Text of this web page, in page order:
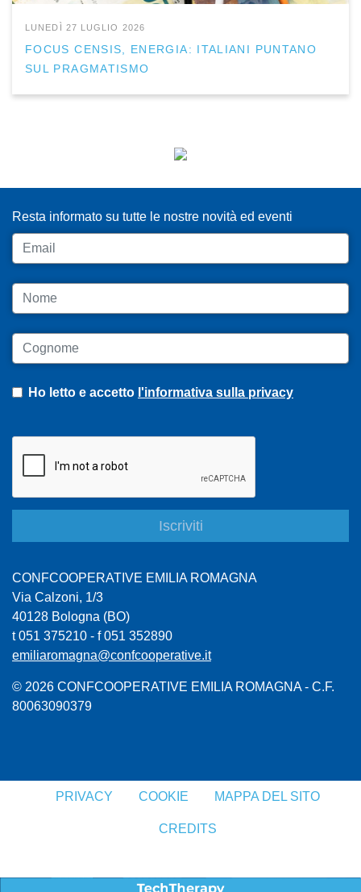
LUNEDÌ 27 LUGLIO 2026
FOCUS CENSIS, ENERGIA: ITALIANI PUNTANO
SUL PRAGMATISMO
Resta informato su tutte le nostre novità ed eventi
Email
Nome
Cognome
Ho letto e accetto l'informativa sulla privacy
CONFCOOPERATIVE EMILIA ROMAGNA
Via Calzoni, 1/3
40128 Bologna (BO)
t 051 375210 - f 051 352890
emiliaromagna@confcooperative.it
© 2026 CONFCOOPERATIVE EMILIA ROMAGNA - C.F.
80063090379
PRIVACY COOKIE MAPPA DEL SITO
CREDITS